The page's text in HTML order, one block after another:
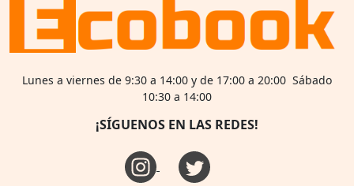
Lunes a viernes de 9:30 a 14:00 y de 17:00 a 20:00 Sábado
10:30 a 14:00
¡SÍGUENOS EN LAS REDES!